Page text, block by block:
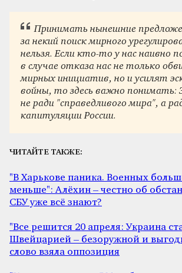
Принимать нынешние
за некий поиск мирного
нельзя. Если кто-то у нас наивно
в случае отказа нас не только
мирных инициатив, но и усилят
войны, то здесь важно понимать:
не ради "справедливого мира", а
капитуляции России.
ЧИТАЙТЕ ТАКЖЕ:
"В Харькове паника. Военных
меньше": Алёхин – честно об
СБУ уже всё знают?
"Все решится 20 апреля: Украина
Швейцарией – безоружной и
слово взяла оппозиция